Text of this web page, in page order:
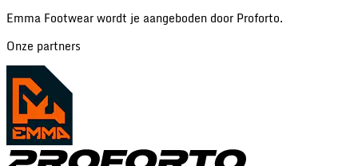
Emma Footwear wordt je aangeboden door Proforto.
Onze partners